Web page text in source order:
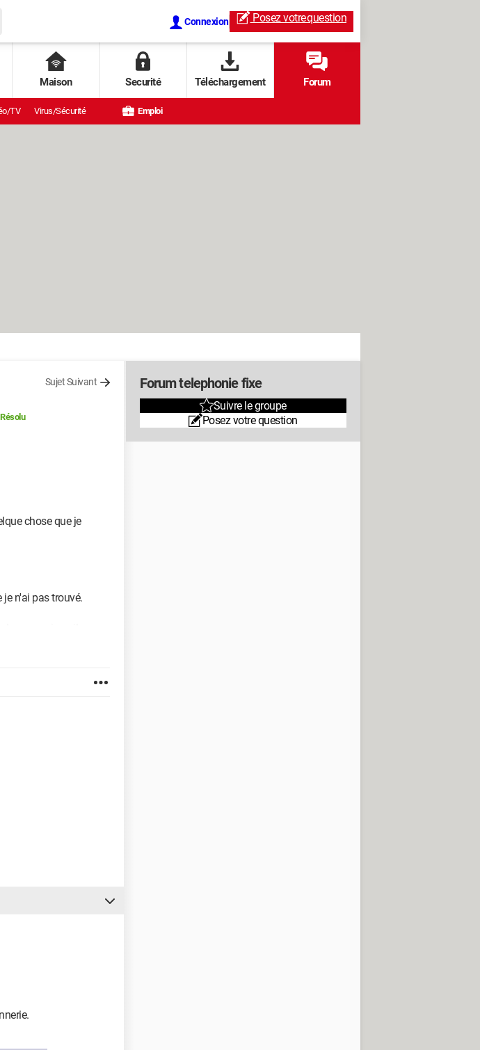
Connexion Posez votrequestion
Maison Securité Téléchargement Forum
TV Virus/Sécurité Emploi
Sujet Suivant
Résolu
chose que je
n'ai pas trouvé.
son.... sinon il
Forum telephonie fixe
Suivre le groupe
Posez votre question